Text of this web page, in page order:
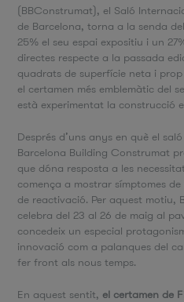
(BBConstrumat), el Saló
de Barcelona, torna a la senda
25% el seu espai expositiu i un
directes respecte a la passada
quadrats de superfície neta i
el certamen més emblemàtic del
està experimentat la construcció
Després d’uns anys en què el
Barcelona Building Construmat
que dóna resposta a les
comença a mostrar símptomes
de reactivació. Per aquest motiu,
celebra del 23 al 26 de maig al
concedeix un especial
innovació com a palanques del
fer front als nous temps.
En aquest sentit, el certamen de